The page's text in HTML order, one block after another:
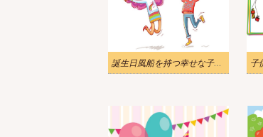
誕生日風船を持つ幸せな子供たちのイラスト